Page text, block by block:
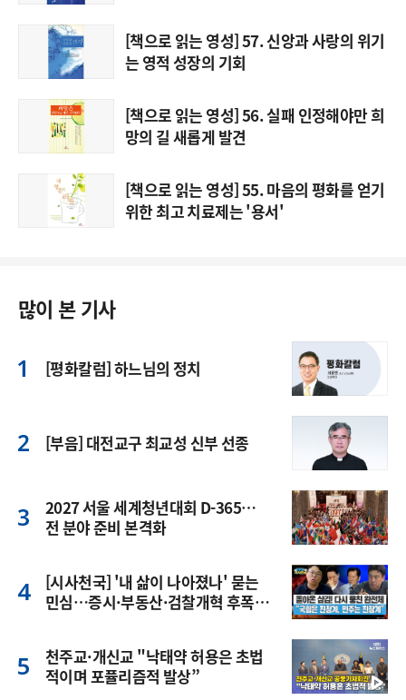
[책으로 읽는 영성] 57. 신앙과 사랑의 위기
는 영적 성장의 기회
[책으로 읽는 영성] 56. 실패 인정해야만 희
망의 길 새롭게 발견
[책으로 읽는 영성] 55. 마음의 평화를 얻기
위한 최고 치료제는 '용서'
많이 본 기사
[평화칼럼] 하느님의 정치
[부음] 대전교구 최교성 신부 선종
2027 서울 세계청년대회 D-365…
전 분야 준비 본격화
[시사천국] '내 삶이 나아졌나' 묻는
민심…증시·부동산·검찰개혁 후폭
천주교·개신교 "낙태약 허용은 초법
적이며 포퓰리즘적 발상”